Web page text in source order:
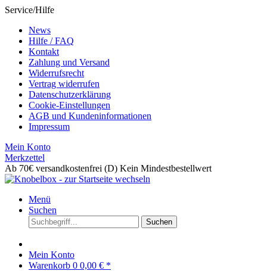
Service/Hilfe
News
Hilfe / FAQ
Kontakt
Zahlung und Versand
Widerrufsrecht
Vertrag widerrufen
Datenschutzerklärung
Cookie-Einstellungen
AGB und Kundeninformationen
Impressum
Mein Konto
Merkzettel
Ab 70€ versandkostenfrei (D) Kein Mindestbestellwert
Menü
Suchen
Suchen
Mein Konto
Warenkorb 0 0,00 € *